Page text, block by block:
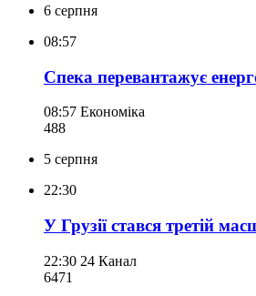
6 серпня
08:57
Спека перевантажує
08:57 Економіка
488
5 серпня
22:30
У Грузії стався третій
22:30 24 Канал
6471